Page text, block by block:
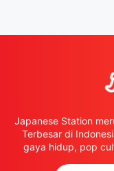
Japanese Station
Terbesar di
gaya hidup, pop